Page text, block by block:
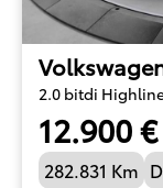
2.0 bitdi
12.900 €
282.831 Km